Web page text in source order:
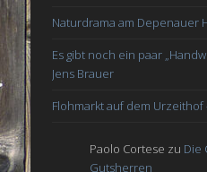
Naturdrama am Depenauer
Es gibt noch ein paar
Jens Brauer
Flohmarkt auf dem Urzeithof
Paolo Cortese zu Die
Gutsherren